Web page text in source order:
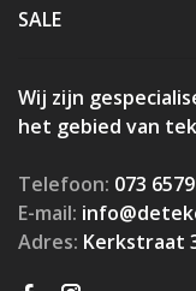
SALE
Wij zijn
het gebied van
Telefoon: 073
E-mail:
Adres: Kerkstraat